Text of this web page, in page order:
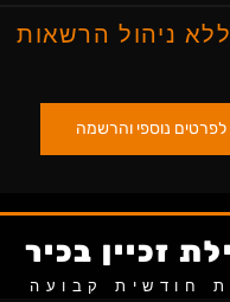
זכיין בכיר
חודשית קבועה
ללא ניהול הרשאות
לפרטים נוספי והרשמה